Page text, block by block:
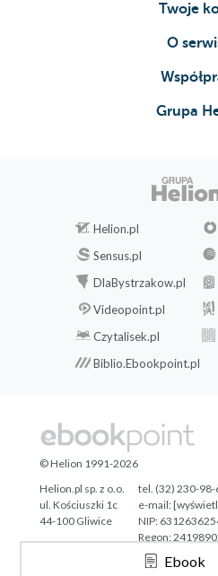
Ebook
Twoje
O
Grupa
Helion.pl
Sensus.pl
DlaBystrzakow.pl
Videopoint.pl
Czytalisek.pl
Biblio.Ebookpoint.pl
Tonik.pl
© Helion 1991-2026
Helion.pl sp. z o.o.
ul. Kościuszki 1c
44-100 Gliwice
tel. (32) 230-98-
e-mail:
NIP:
Regon: